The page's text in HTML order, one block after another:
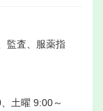
監査、服薬指
土曜 9:00～